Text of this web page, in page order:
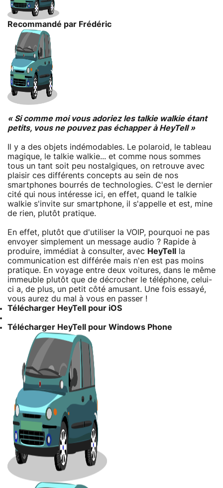
Recommandé par Frédéric
« Si comme moi vous adoriez les talkie walkie étant
petits, vous ne pouvez pas échapper à HeyTell »
Il y a des objets indémodables. Le polaroid, le tableau
magique, le talkie walkie... et comme nous sommes
tous un tant soit peu nostalgiques, on retrouve avec
plaisir ces différents concepts au sein de nos
smartphones bourrés de technologies. C'est le dernier
cité qui nous intéresse ici, en effet, quand le talkie
walkie s'invite sur smartphone, il s'appelle et est, mine
de rien, plutôt pratique.
En effet, plutôt que d'utiliser la VOIP, pourquoi ne pas
envoyer simplement un message audio ? Rapide à
produire, immédiat à consulter, avec HeyTell
la
communication est différée mais n'en est pas moins
pratique. En voyage entre deux voitures, dans le même
immeuble plutôt que de décrocher le téléphone, celui-
ci a, de plus, un petit côté amusant. Une fois essayé,
vous aurez du mal à vous en passer !
Télécharger HeyTell pour iOS
Télécharger HeyTell pour Windows Phone